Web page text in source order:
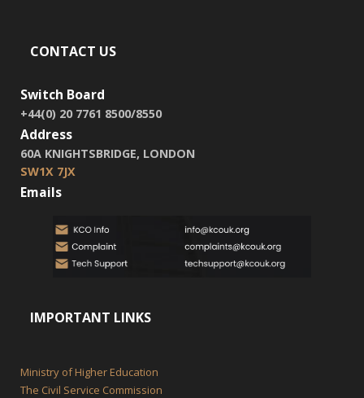
CONTACT US
Switch Board
+44(0) 20 7761 8500/8550
Address
60A KNIGHTSBRIDGE, LONDON
SW1X 7JX
Emails
IMPORTANT LINKS
Ministry of Higher Education
The Civil Service Commission